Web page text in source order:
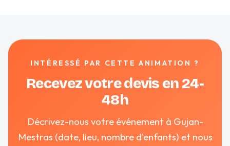
INTÉRESSÉ PAR CETTE ANIMATION ?
Recevez votre devis en 24-
48h
Décrivez-nous votre événement à Gujan-
Mestras (date, lieu, nombre d'enfants) et nous